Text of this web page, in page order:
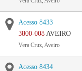
Acesso 8433
3800-008 AVEIRO
Vera Cruz, Aveiro
Acesso 8434